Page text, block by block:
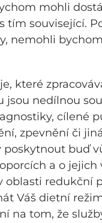
mohli
související.
nemohli
které
nedílnou
cílené
zpevnění či
buď
a o
redukční
Váš dietní
na tom, že